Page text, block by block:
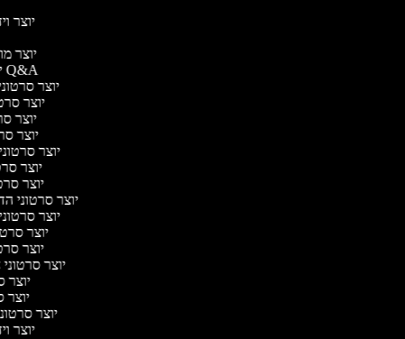
יוצר
יוצר
יוצר סרטוני Q&A
יוצר
יוצר
יוצר
יוצר
יוצר
יוצר
יוצר
יוצר סרטוני
יוצר
יוצר
יוצר
יוצר
יוצר
יוצר
יוצר
יוצר